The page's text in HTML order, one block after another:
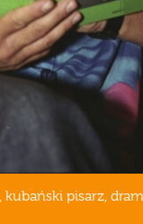
kubański pisarz,